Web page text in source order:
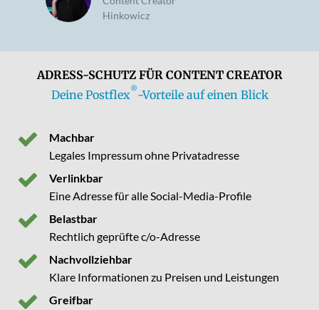
Hinkowicz
ADRESS-SCHUTZ FÜR CONTENT CREATOR
Deine Postflex®-Vorteile auf einen Blick
Machbar
Legales Impressum ohne Privatadresse
Verlinkbar
Eine Adresse für alle Social-Media-Profile
Belastbar
Rechtlich geprüfte c/o-Adresse
Nachvollziehbar
Klare Informationen zu Preisen und Leistungen
Greifbar